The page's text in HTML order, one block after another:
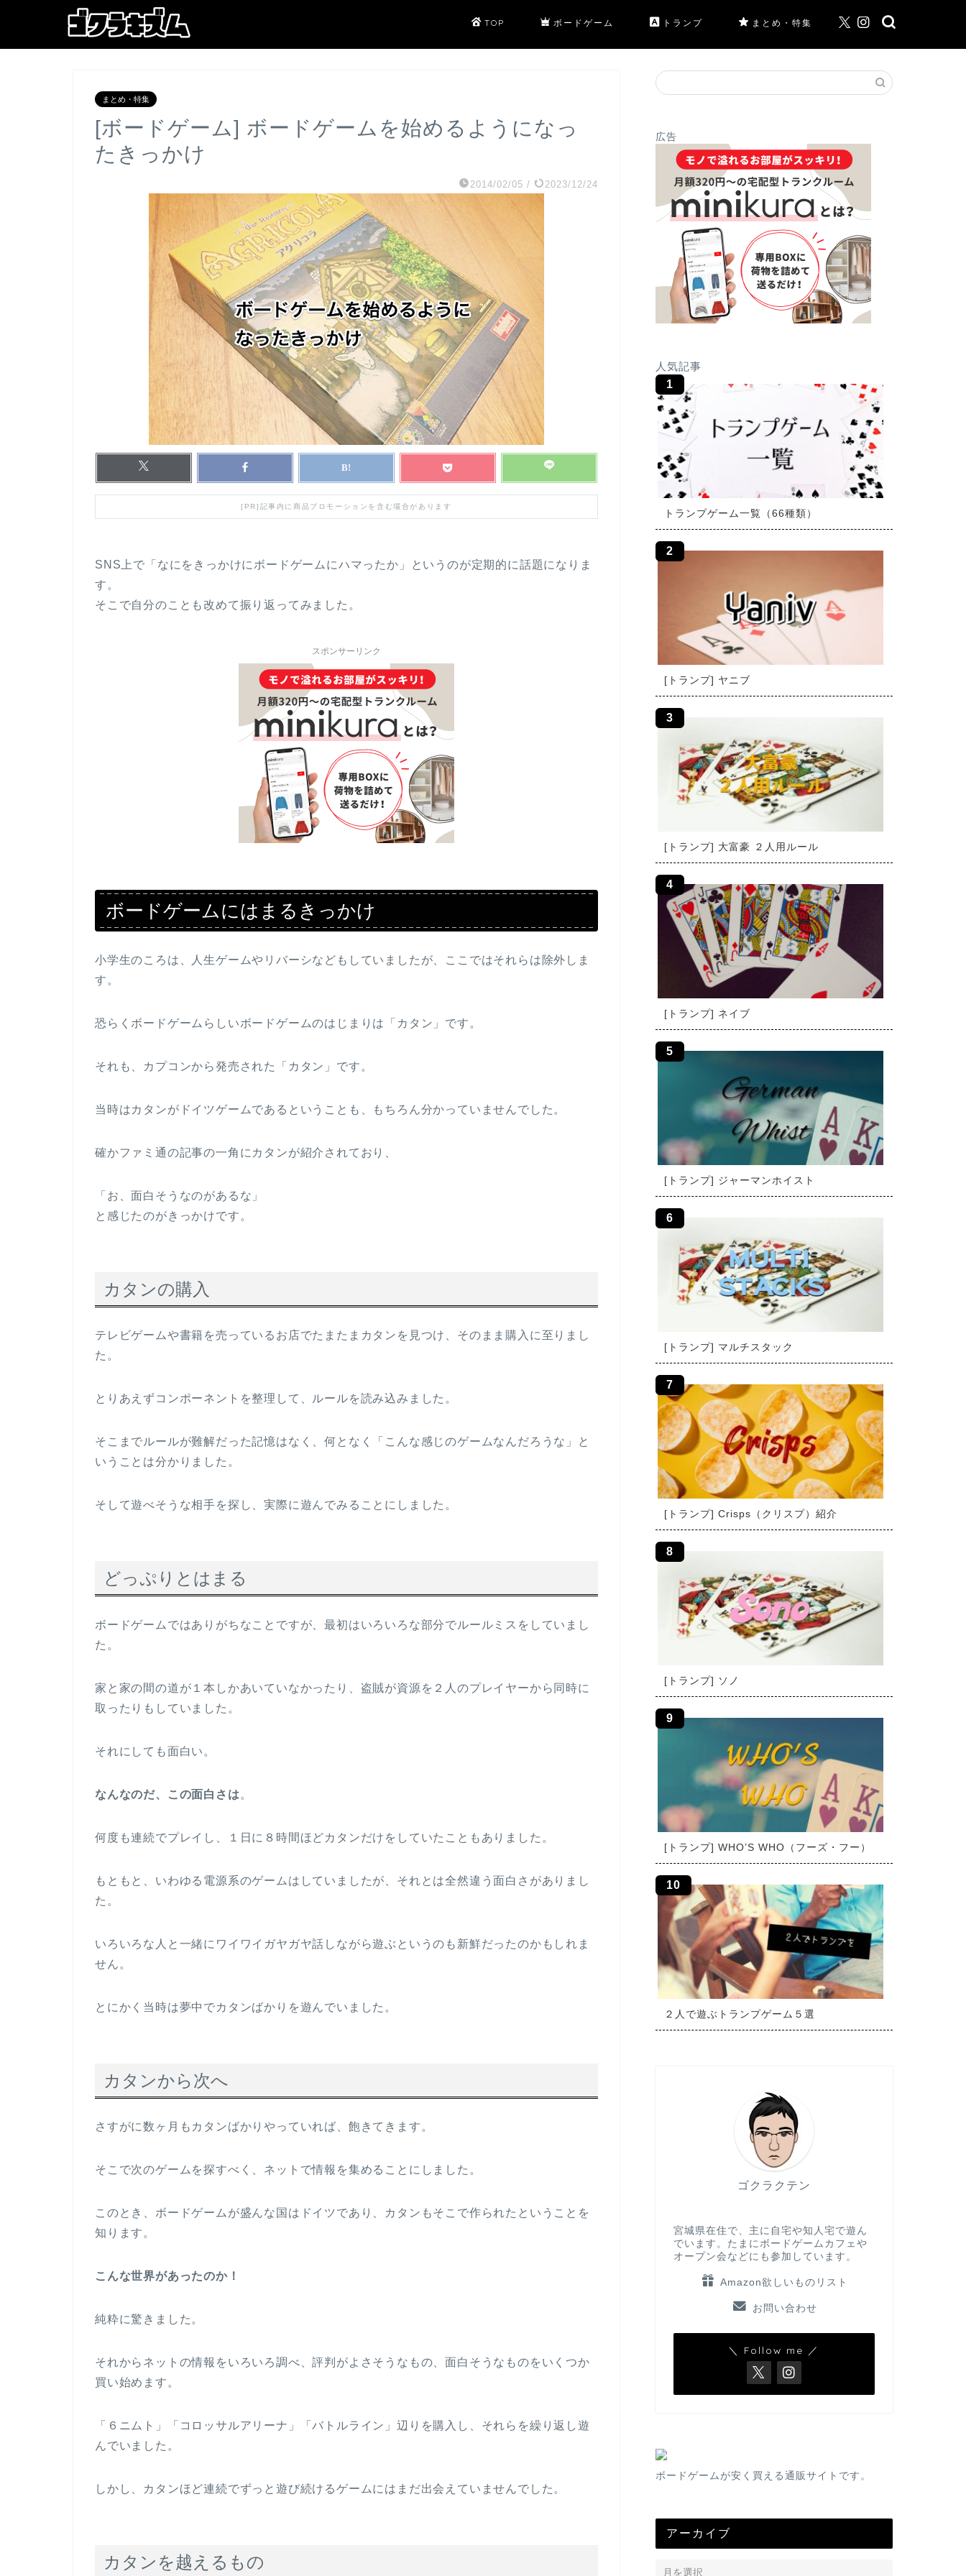
TOP ボードゲーム トランプ まとめ・特集
まとめ・特集
[ボードゲーム] ボードゲームを始めるようになっ
たきっかけ
2014/02/05 / 2023/12/24
[PR]記事内に商品プロモーションを含む場合があります
SNS上で「なにをきっかけにボードゲームにハマったか」というのが定期的に話題になりま
す。
そこで自分のことも改めて振り返ってみました。
スポンサーリンク
ボードゲームにはまるきっかけ
小学生のころは、人生ゲームやリバーシなどもしていましたが、ここではそれらは除外しま
す。
恐らくボードゲームらしいボードゲームのはじまりは「カタン」です。
それも、カプコンから発売された「カタン」です。
当時はカタンがドイツゲームであるということも、もちろん分かっていませんでした。
確かファミ通の記事の一角にカタンが紹介されており、
「お、面白そうなのがあるな」
と感じたのがきっかけです。
カタンの購入
テレビゲームや書籍を売っているお店でたまたまカタンを見つけ、そのまま購入に至りまし
た。
とりあえずコンポーネントを整理して、ルールを読み込みました。
そこまでルールが難解だった記憶はなく、何となく「こんな感じのゲームなんだろうな」と
いうことは分かりました。
そして遊べそうな相手を探し、実際に遊んでみることにしました。
どっぷりとはまる
ボードゲームではありがちなことですが、最初はいろいろな部分でルールミスをしていまし
た。
家と家の間の道が１本しかあいていなかったり、盗賊が資源を２人のプレイヤーから同時に
取ったりもしていました。
それにしても面白い。
なんなのだ、この面白さは 。
何度も連続でプレイし、１日に８時間ほどカタンだけをしていたこともありました。
もともと、いわゆる電源系のゲームはしていましたが、それとは全然違う面白さがありまし
た。
いろいろな人と一緒にワイワイガヤガヤ話しながら遊ぶというのも新鮮だったのかもしれま
せん。
とにかく当時は夢中でカタンばかりを遊んでいました。
カタンから次へ
さすがに数ヶ月もカタンばかりやっていれば、飽きてきます。
そこで次のゲームを探すべく、ネットで情報を集めることにしました。
このとき、ボードゲームが盛んな国はドイツであり、カタンもそこで作られたということを
知ります。
こんな世界があったのか！
純粋に驚きました。
それからネットの情報をいろいろ調べ、評判がよさそうなもの、面白そうなものをいくつか
買い始めます。
「６ニムト」「コロッサルアリーナ」「バトルライン」辺りを購入し、それらを繰り返し遊
んでいました。
しかし、カタンほど連続でずっと遊び続けるゲームにはまだ出会えていませんでした。
カタンを越えるもの
広告
人気記事
トランプゲーム一覧（66種類）
[トランプ] ヤニブ
[トランプ] 大富豪 ２人用ルール
[トランプ] ネイブ
[トランプ] ジャーマンホイスト
[トランプ] マルチスタック
[トランプ] Crisps（クリスプ）紹介
[トランプ] ソノ
[トランプ] WHO’S WHO（フーズ・フー）
２人で遊ぶトランプゲーム５選
ゴクラクテン
宮城県在住で、主に自宅や知人宅で遊ん
でいます。たまにボードゲームカフェや
オープン会などにも参加しています。
Amazon欲しいものリスト
お問い合わせ
＼ Follow me ／
ボードゲームが安く買える通販サイトです。
アーカイブ